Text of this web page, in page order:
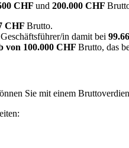
CHF und 200.000 CHF
CHF Brutto.
in damit bei
von 100.000 CHF Brutto, das
Sie mit einem